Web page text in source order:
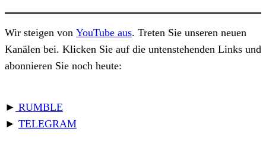
Wir steigen von YouTube aus. Treten Sie unseren neuen
Kanälen bei. Klicken Sie auf die untenstehenden Links und
abonnieren Sie noch heute:
► RUMBLE
► TELEGRAM